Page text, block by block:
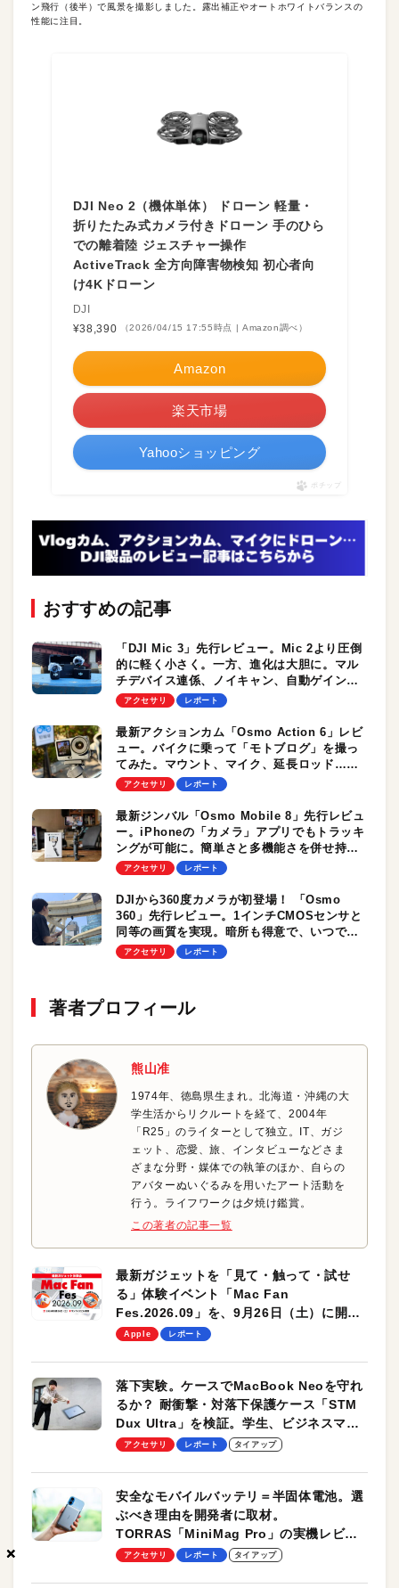
×
×
×
ン飛行（後半）で風景を撮影しました。露出補正やオートホワイトバランスの
性能に注目。
DJI Neo 2（機体単体） ドローン 軽量・
折りたたみ式カメラ付きドローン 手のひら
での離着陸 ジェスチャー操作
ActiveTrack 全方向障害物検知 初心者向
け4Kドローン
DJI
¥38,390
（2026/04/15 17:55時点 | Amazon調べ）
Amazon
楽天市場
Yahooショッピング
ポチップ
おすすめの記事
「DJI Mic 3」先行レビュー。Mic 2より圧倒
的に軽く小さく。一方、進化は大胆に。マル
チデバイス連係、ノイキャン、自動ゲイン調
整ほか。プロの現場でも活躍必至の
アクセサリ レポート
最新アクションカム「Osmo Action 6」レビ
ュー。バイクに乗って「モトブログ」を撮っ
てみた。マウント、マイク、延長ロッド…お
すすめアクセサリもまとめてチェック！
アクセサリ レポート
最新ジンバル「Osmo Mobile 8」先行レビュ
ー。iPhoneの「カメラ」アプリでもトラッキ
ングが可能に。簡単さと多機能さを併せ持
ち、初心者から玄人までおすすめ！
アクセサリ レポート
DJIから360度カメラが初登場！ 「Osmo
360」先行レビュー。1インチCMOSセンサと
同等の画質を実現。暗所も得意で、いつでも
どこでも頼れる1台
アクセサリ レポート
著者プロフィール
熊山准
1974年、徳島県生まれ。北海道・沖縄の大
学生活からリクルートを経て、2004年
「R25」のライターとして独立。IT、ガジ
ェット、恋愛、旅、インタビューなどさま
ざまな分野・媒体での執筆のほか、自らの
アバターぬいぐるみを用いたアート活動を
行う。ライフワークは夕焼け鑑賞。
この著者の記事一覧
最新ガジェットを「見て・触って・試せ
る」体験イベント「Mac Fan
Fes.2026.09」を、9月26日（土）に開催
します！
Apple レポート
落下実験。ケースでMacBook Neoを守れ
るか？ 耐衝撃・対落下保護ケース「STM
Dux Ultra」を検証。学生、ビジネスマン
のモバイルユースに最適！
アクセサリ レポート タイアップ
安全なモバイルバッテリ＝半固体電池。選
ぶべき理由を開発者に取材。
TORRAS「MiniMag Pro」の実機レビュ
ーも
アクセサリ レポート タイアップ